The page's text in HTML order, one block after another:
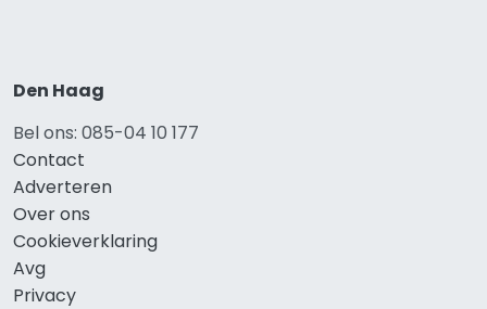
Den Haag
Bel ons: 085-04 10 177
Contact
Adverteren
Over ons
Cookieverklaring
Avg
Privacy